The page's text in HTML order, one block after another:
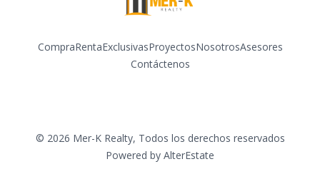
CompraRentaExclusivasProyectosNosotrosAsesores
Contáctenos
© 2026 Mer-K Realty, Todos los derechos reservados
Powered by AlterEstate